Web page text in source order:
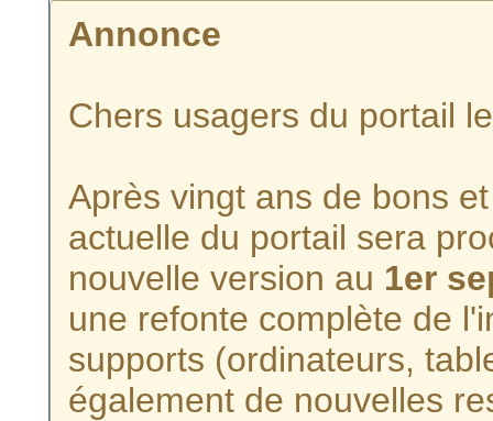
Annonce
Chers usagers du portail
Après vingt ans de bons
actuelle du portail sera
nouvelle version au 1er
une refonte complète de
supports (ordinateurs,
également de nouvelles